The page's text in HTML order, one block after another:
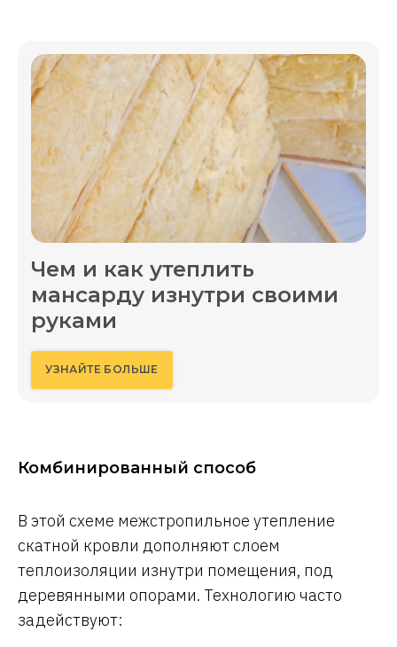
Чем и как утеплить
мансарду изнутри своими
руками
УЗНАЙТЕ БОЛЬШЕ
Комбинированный способ
В этой схеме межстропильное утепление
скатной кровли дополняют слоем
теплоизоляции изнутри помещения, под
деревянными опорами. Технологию часто
задействуют: